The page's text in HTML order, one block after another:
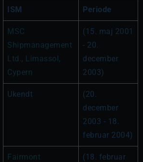
ISM Periode
MSC
Shipmanagement
Ltd., Limassol,
Cypern
(15. maj 2001
- 20.
december
2003)
Ukendt
(20.
december
2003 - 18.
februar 2004)
Fairmont
(18. februar